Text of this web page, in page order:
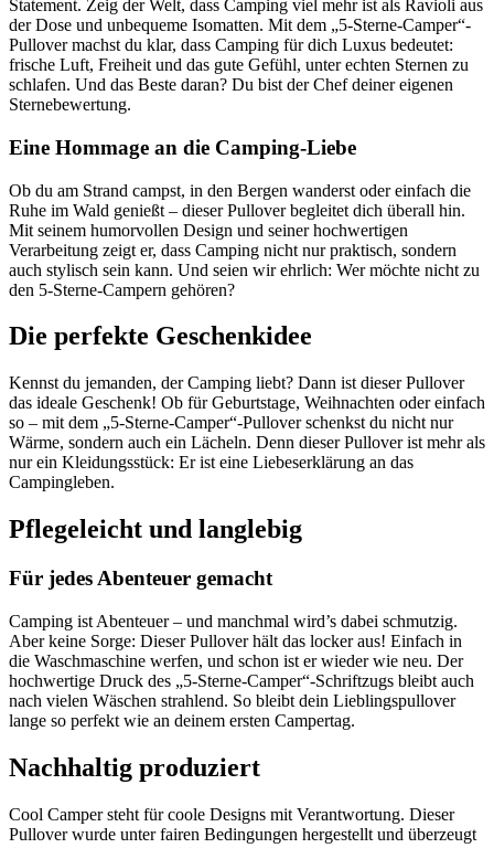
Statement. Zeig der Welt, dass Camping viel mehr ist als Ravioli aus
der Dose und unbequeme Isomatten. Mit dem „5-Sterne-Camper“-
Pullover machst du klar, dass Camping für dich Luxus bedeutet:
frische Luft, Freiheit und das gute Gefühl, unter echten Sternen zu
schlafen. Und das Beste daran? Du bist der Chef deiner eigenen
Sternebewertung.
Eine Hommage an die Camping-Liebe
Ob du am Strand campst, in den Bergen wanderst oder einfach die
Ruhe im Wald genießt – dieser Pullover begleitet dich überall hin.
Mit seinem humorvollen Design und seiner hochwertigen
Verarbeitung zeigt er, dass Camping nicht nur praktisch, sondern
auch stylisch sein kann. Und seien wir ehrlich: Wer möchte nicht zu
den 5-Sterne-Campern gehören?
Die perfekte Geschenkidee
Kennst du jemanden, der Camping liebt? Dann ist dieser Pullover
das ideale Geschenk! Ob für Geburtstage, Weihnachten oder einfach
so – mit dem „5-Sterne-Camper“-Pullover schenkst du nicht nur
Wärme, sondern auch ein Lächeln. Denn dieser Pullover ist mehr als
nur ein Kleidungsstück: Er ist eine Liebeserklärung an das
Campingleben.
Pflegeleicht und langlebig
Für jedes Abenteuer gemacht
Camping ist Abenteuer – und manchmal wird’s dabei schmutzig.
Aber keine Sorge: Dieser Pullover hält das locker aus! Einfach in
die Waschmaschine werfen, und schon ist er wieder wie neu. Der
hochwertige Druck des „5-Sterne-Camper“-Schriftzugs bleibt auch
nach vielen Wäschen strahlend. So bleibt dein Lieblingspullover
lange so perfekt wie an deinem ersten Campertag.
Nachhaltig produziert
Cool Camper steht für coole Designs mit Verantwortung. Dieser
Pullover wurde unter fairen Bedingungen hergestellt und überzeugt